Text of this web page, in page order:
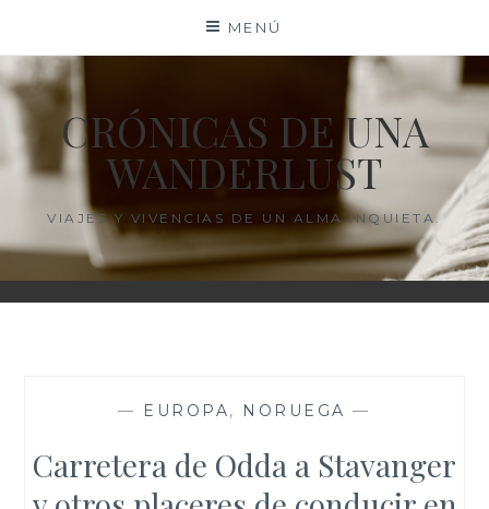
contenido
MENÚ
CRÓNICAS DE UNA
WANDERLUST
VIAJES Y VIVENCIAS DE UN ALMA INQUIETA.
— EUROPA, NORUEGA —
Carretera de Odda a Stavanger